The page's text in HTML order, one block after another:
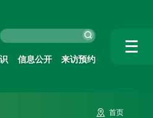
信息公开 来访预约
首页